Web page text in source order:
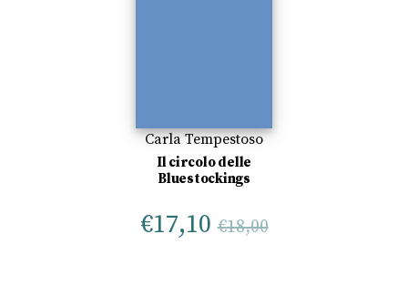
Carla Tempestoso
Il circolo delle
Bluestockings
€17,10 €18,00